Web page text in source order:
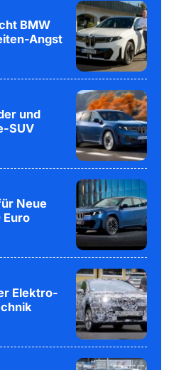
BMW
Angst
und
SUV
Neue
Euro
Elektro-